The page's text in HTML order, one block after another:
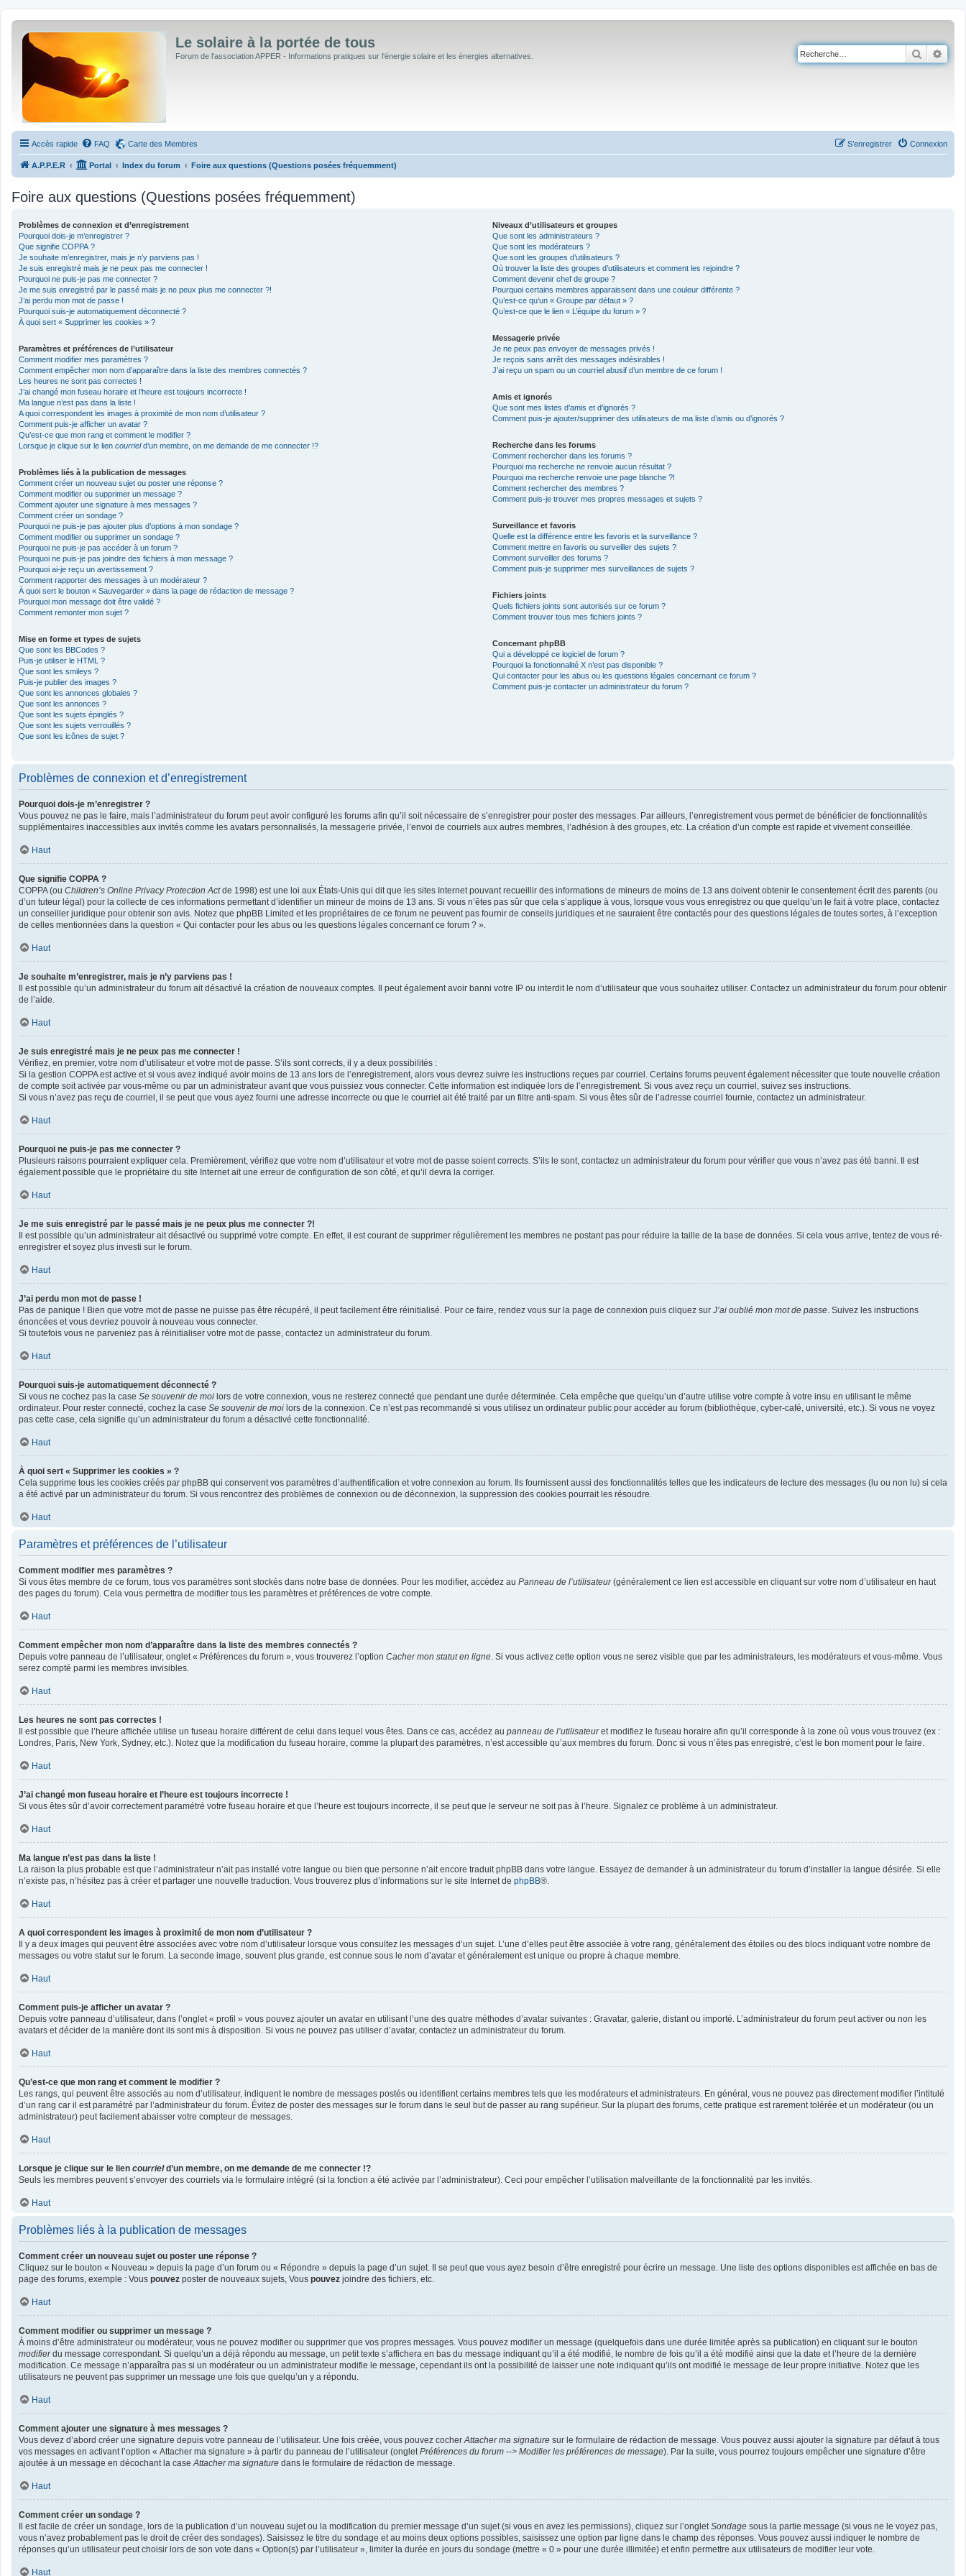
Le solaire à la portée de tous
Forum de l'association APPER - Informations pratiques sur l'énergie solaire et les énergies alternatives.
Accès rapide FAQ Carte des Membres Connexion
S’enregistrer
A.P.P.E.R Portal Index du forum Foire aux questions (Questions posées fréquemment)
Foire aux questions (Questions posées fréquemment)
Problèmes de connexion et d’enregistrement
Pourquoi dois-je m’enregistrer ?
Que signifie COPPA ?
Je souhaite m’enregistrer, mais je n’y parviens pas !
Je suis enregistré mais je ne peux pas me connecter !
Pourquoi ne puis-je pas me connecter ?
Je me suis enregistré par le passé mais je ne peux plus me connecter ?!
J’ai perdu mon mot de passe !
Pourquoi suis-je automatiquement déconnecté ?
À quoi sert « Supprimer les cookies » ?
Paramètres et préférences de l’utilisateur
Comment modifier mes paramètres ?
Comment empêcher mon nom d’apparaître dans la liste des membres connectés ?
Les heures ne sont pas correctes !
J’ai changé mon fuseau horaire et l’heure est toujours incorrecte !
Ma langue n’est pas dans la liste !
A quoi correspondent les images à proximité de mon nom d’utilisateur ?
Comment puis-je afficher un avatar ?
Qu’est-ce que mon rang et comment le modifier ?
Lorsque je clique sur le lien courrield’un membre, on me demande de me connecter !?
Problèmes liés à la publication de messages
Comment créer un nouveau sujet ou poster une réponse ?
Comment modifier ou supprimer un message ?
Comment ajouter une signature à mes messages ?
Comment créer un sondage ?
Pourquoi ne puis-je pas ajouter plus d’options à mon sondage ?
Comment modifier ou supprimer un sondage ?
Pourquoi ne puis-je pas accéder à un forum ?
Pourquoi ne puis-je pas joindre des fichiers à mon message ?
Pourquoi ai-je reçu un avertissement ?
Comment rapporter des messages à un modérateur ?
À quoi sert le bouton « Sauvegarder » dans la page de rédaction de message ?
Pourquoi mon message doit être validé ?
Comment remonter mon sujet ?
Mise en forme et types de sujets
Que sont les BBCodes ?
Puis-je utiliser le HTML ?
Que sont les smileys ?
Puis-je publier des images ?
Que sont les annonces globales ?
Que sont les annonces ?
Que sont les sujets épinglés ?
Que sont les sujets verrouillés ?
Que sont les icônes de sujet ?
Niveaux d’utilisateurs et groupes
Que sont les administrateurs ?
Que sont les modérateurs ?
Que sont les groupes d’utilisateurs ?
Où trouver la liste des groupes d’utilisateurs et comment les rejoindre ?
Comment devenir chef de groupe ?
Pourquoi certains membres apparaissent dans une couleur différente ?
Qu’est-ce qu’un « Groupe par défaut » ?
Qu’est-ce que le lien « L’équipe du forum » ?
Messagerie privée
Je ne peux pas envoyer de messages privés !
Je reçois sans arrêt des messages indésirables !
J’ai reçu un spam ou un courriel abusif d’un membre de ce forum !
Amis et ignorés
Que sont mes listes d’amis et d’ignorés ?
Comment puis-je ajouter/supprimer des utilisateurs de ma liste d’amis ou d’ignorés ?
Recherche dans les forums
Comment rechercher dans les forums ?
Pourquoi ma recherche ne renvoie aucun résultat ?
Pourquoi ma recherche renvoie une page blanche ?!
Comment rechercher des membres ?
Comment puis-je trouver mes propres messages et sujets ?
Surveillance et favoris
Quelle est la différence entre les favoris et la surveillance ?
Comment mettre en favoris ou surveiller des sujets ?
Comment surveiller des forums ?
Comment puis-je supprimer mes surveillances de sujets ?
Fichiers joints
Quels fichiers joints sont autorisés sur ce forum ?
Comment trouver tous mes fichiers joints ?
Concernant phpBB
Qui a développé ce logiciel de forum ?
Pourquoi la fonctionnalité X n’est pas disponible ?
Qui contacter pour les abus ou les questions légales concernant ce forum ?
Comment puis-je contacter un administrateur du forum ?
Problèmes de connexion et d’enregistrement
Pourquoi dois-je m’enregistrer ?
Vous pouvez ne pas le faire, mais l’administrateur du forum peut avoir configuré les forums afin qu’il soit nécessaire de s’enregistrer pour poster des messages. Par ailleurs, l’enregistrement vous permet de bénéficier de fonctionnalités
supplémentaires inaccessibles aux invités comme les avatars personnalisés, la messagerie privée, l’envoi de courriels aux autres membres, l’adhésion à des groupes, etc. La création d’un compte est rapide et vivement conseillée.
Haut
Que signifie COPPA ?
COPPA (ou Children’s Online Privacy Protection Actde 1998) est une loi aux États-Unis qui dit que les sites Internet pouvant recueillir des informations de mineurs de moins de 13 ans doivent obtenir le consentement écrit des parents (ou
d’un tuteur légal) pour la collecte de ces informations permettant d’identifier un mineur de moins de 13 ans. Si vous n’êtes pas sûr que cela s’applique à vous, lorsque vous vous enregistrez ou que quelqu’un le fait à votre place, contactez
un conseiller juridique pour obtenir son avis. Notez que phpBB Limited et les propriétaires de ce forum ne peuvent pas fournir de conseils juridiques et ne sauraient être contactés pour des questions légales de toutes sortes, à l’exception
de celles mentionnées dans la question « Qui contacter pour les abus ou les questions légales concernant ce forum ? ».
Haut
Je souhaite m’enregistrer, mais je n’y parviens pas !
Il est possible qu’un administrateur du forum ait désactivé la création de nouveaux comptes. Il peut également avoir banni votre IP ou interdit le nom d’utilisateur que vous souhaitez utiliser. Contactez un administrateur du forum pour obtenir
de l’aide.
Haut
Je suis enregistré mais je ne peux pas me connecter !
Vérifiez, en premier, votre nom d’utilisateur et votre mot de passe. S’ils sont corrects, il y a deux possibilités :
Si la gestion COPPA est active et si vous avez indiqué avoir moins de 13 ans lors de l’enregistrement, alors vous devrez suivre les instructions reçues par courriel. Certains forums peuvent également nécessiter que toute nouvelle création
de compte soit activée par vous-même ou par un administrateur avant que vous puissiez vous connecter. Cette information est indiquée lors de l’enregistrement. Si vous avez reçu un courriel, suivez ses instructions.
Si vous n’avez pas reçu de courriel, il se peut que vous ayez fourni une adresse incorrecte ou que le courriel ait été traité par un filtre anti-spam. Si vous êtes sûr de l’adresse courriel fournie, contactez un administrateur.
Haut
Pourquoi ne puis-je pas me connecter ?
Plusieurs raisons pourraient expliquer cela. Premièrement, vérifiez que votre nom d’utilisateur et votre mot de passe soient corrects. S’ils le sont, contactez un administrateur du forum pour vérifier que vous n’avez pas été banni. Il est
également possible que le propriétaire du site Internet ait une erreur de configuration de son côté, et qu’il devra la corriger.
Haut
Je me suis enregistré par le passé mais je ne peux plus me connecter ?!
Il est possible qu’un administrateur ait désactivé ou supprimé votre compte. En effet, il est courant de supprimer régulièrement les membres ne postant pas pour réduire la taille de la base de données. Si cela vous arrive, tentez de vous ré-
enregistrer et soyez plus investi sur le forum.
Haut
J’ai perdu mon mot de passe !
Pas de panique ! Bien que votre mot de passe ne puisse pas être récupéré, il peut facilement être réinitialisé. Pour ce faire, rendez vous sur la page de connexion puis cliquez sur J’ai oublié mon mot de passe. Suivez les instructions
énoncées et vous devriez pouvoir à nouveau vous connecter.
Si toutefois vous ne parveniez pas à réinitialiser votre mot de passe, contactez un administrateur du forum.
Haut
Pourquoi suis-je automatiquement déconnecté ?
Si vous ne cochez pas la case Se souvenir de moi lors de votre connexion, vous ne resterez connecté que pendant une durée déterminée. Cela empêche que quelqu’un d’autre utilise votre compte à votre insu en utilisant le même
ordinateur. Pour rester connecté, cochez la case Se souvenir de moi lors de la connexion. Ce n’est pas recommandé si vous utilisez un ordinateur public pour accéder au forum (bibliothèque, cyber-café, université, etc.). Si vous ne voyez
pas cette case, cela signifie qu’un administrateur du forum a désactivé cette fonctionnalité.
Haut
À quoi sert « Supprimer les cookies » ?
Cela supprime tous les cookies créés par phpBB qui conservent vos paramètres d’authentification et votre connexion au forum. Ils fournissent aussi des fonctionnalités telles que les indicateurs de lecture des messages (lu ou non lu) si cela
a été activé par un administrateur du forum. Si vous rencontrez des problèmes de connexion ou de déconnexion, la suppression des cookies pourrait les résoudre.
Haut
Paramètres et préférences de l’utilisateur
Comment modifier mes paramètres ?
Si vous êtes membre de ce forum, tous vos paramètres sont stockés dans notre base de données. Pour les modifier, accédez au Panneau de l’utilisateur(généralement ce lien est accessible en cliquant sur votre nom d’utilisateur en haut
des pages du forum). Cela vous permettra de modifier tous les paramètres et préférences de votre compte.
Haut
Comment empêcher mon nom d’apparaître dans la liste des membres connectés ?
Depuis votre panneau de l’utilisateur, onglet « Préférences du forum », vous trouverez l’option Cacher mon statut en ligne. Si vous activez cette option vous ne serez visible que par les administrateurs, les modérateurs et vous-même. Vous
serez compté parmi les membres invisibles.
Haut
Les heures ne sont pas correctes !
Il est possible que l’heure affichée utilise un fuseau horaire différent de celui dans lequel vous êtes. Dans ce cas, accédez au panneau de l’utilisateuret modifiez le fuseau horaire afin qu’il corresponde à la zone où vous vous trouvez (ex :
Londres, Paris, New York, Sydney, etc.). Notez que la modification du fuseau horaire, comme la plupart des paramètres, n’est accessible qu’aux membres du forum. Donc si vous n’êtes pas enregistré, c’est le bon moment pour le faire.
Haut
J’ai changé mon fuseau horaire et l’heure est toujours incorrecte !
Si vous êtes sûr d’avoir correctement paramétré votre fuseau horaire et que l’heure est toujours incorrecte, il se peut que le serveur ne soit pas à l’heure. Signalez ce problème à un administrateur.
Haut
Ma langue n’est pas dans la liste !
La raison la plus probable est que l’administrateur n’ait pas installé votre langue ou bien que personne n’ait encore traduit phpBB dans votre langue. Essayez de demander à un administrateur du forum d’installer la langue désirée. Si elle
n’existe pas, n’hésitez pas à créer et partager une nouvelle traduction. Vous trouverez plus d’informations sur le site Internet de phpBB®.
Haut
A quoi correspondent les images à proximité de mon nom d’utilisateur ?
Il y a deux images qui peuvent être associées avec votre nom d’utilisateur lorsque vous consultez les messages d’un sujet. L’une d’elles peut être associée à votre rang, généralement des étoiles ou des blocs indiquant votre nombre de
messages ou votre statut sur le forum. La seconde image, souvent plus grande, est connue sous le nom d’avatar et généralement est unique ou propre à chaque membre.
Haut
Comment puis-je afficher un avatar ?
Depuis votre panneau d’utilisateur, dans l’onglet « profil » vous pouvez ajouter un avatar en utilisant l’une des quatre méthodes d’avatar suivantes : Gravatar, galerie, distant ou importé. L’administrateur du forum peut activer ou non les
avatars et décider de la manière dont ils sont mis à disposition. Si vous ne pouvez pas utiliser d’avatar, contactez un administrateur du forum.
Haut
Qu’est-ce que mon rang et comment le modifier ?
Les rangs, qui peuvent être associés au nom d’utilisateur, indiquent le nombre de messages postés ou identifient certains membres tels que les modérateurs et administrateurs. En général, vous ne pouvez pas directement modifier l’intitulé
d’un rang car il est paramétré par l’administrateur du forum. Évitez de poster des messages sur le forum dans le seul but de passer au rang supérieur. Sur la plupart des forums, cette pratique est rarement tolérée et un modérateur (ou un
administrateur) peut facilement abaisser votre compteur de messages.
Haut
Lorsque je clique sur le lien courrield’un membre, on me demande de me connecter !?
Seuls les membres peuvent s’envoyer des courriels via le formulaire intégré (si la fonction a été activée par l’administrateur). Ceci pour empêcher l’utilisation malveillante de la fonctionnalité par les invités.
Haut
Problèmes liés à la publication de messages
Comment créer un nouveau sujet ou poster une réponse ?
Cliquez sur le bouton « Nouveau » depuis la page d’un forum ou « Répondre » depuis la page d’un sujet. Il se peut que vous ayez besoin d’être enregistré pour écrire un message. Une liste des options disponibles est affichée en bas de
page des forums, exemple : Vous pouvez poster de nouveaux sujets, Vous pouvez joindre des fichiers, etc.
Haut
Comment modifier ou supprimer un message ?
À moins d’être administrateur ou modérateur, vous ne pouvez modifier ou supprimer que vos propres messages. Vous pouvez modifier un message (quelquefois dans une durée limitée après sa publication) en cliquant sur le bouton
modifierdu message correspondant. Si quelqu’un a déjà répondu au message, un petit texte s’affichera en bas du message indiquant qu’il a été modifié, le nombre de fois qu’il a été modifié ainsi que la date et l’heure de la dernière
modification. Ce message n’apparaîtra pas si un modérateur ou un administrateur modifie le message, cependant ils ont la possibilité de laisser une note indiquant qu’ils ont modifié le message de leur propre initiative. Notez que les
utilisateurs ne peuvent pas supprimer un message une fois que quelqu’un y a répondu.
Haut
Comment ajouter une signature à mes messages ?
Vous devez d’abord créer une signature depuis votre panneau de l’utilisateur. Une fois créée, vous pouvez cocherAttacher ma signature sur le formulaire de rédaction de message. Vous pouvez aussi ajouter la signature par défaut à tous
vos messages en activant l’option « Attacher ma signature » à partir du panneau de l’utilisateur (ongletPréférences du forum --> Modifier les préférences de message). Par la suite, vous pourrez toujours empêcher une signature d’être
ajoutée à un message en décochant la caseAttacher ma signature dans le formulaire de rédaction de message.
Haut
Comment créer un sondage ?
Il est facile de créer un sondage, lors de la publication d’un nouveau sujet ou la modification du premier message d’un sujet (si vous en avez les permissions), cliquez sur l’ongletSondage sous la partie message (si vous ne le voyez pas,
vous n’avez probablement pas le droit de créer des sondages). Saisissez le titre du sondage et au moins deux options possibles, saisissez une option par ligne dans le champ des réponses. Vous pouvez aussi indiquer le nombre de
réponses qu’un utilisateur peut choisir lors de son vote dans « Option(s) par l’utilisateur », limiter la durée en jours du sondage (mettre « 0 » pour une durée illimitée) et enfin permettre aux utilisateurs de modifier leur vote.
Haut